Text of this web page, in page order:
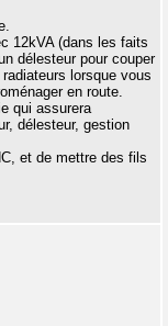
12kVA (dans les faits
délesteur pour couper
lorsque vous
en route.
qui assurera
délesteur, gestion
et de mettre des fils